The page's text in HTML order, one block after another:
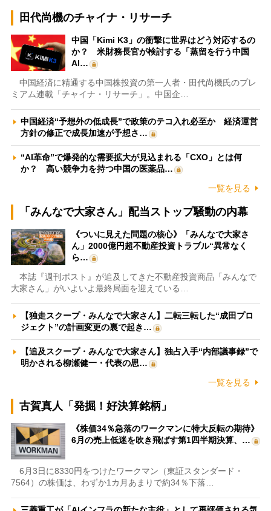
田代尚機のチャイナ・リサーチ
中国「Kimi K3」の衝撃に世界はどう対応するの
か？ 米財務長官が検討する「蒸留を行う中国
AI…
中国経済に精通する中国株投資の第一人者・田代尚機氏のプレ
ミアム連載「チャイナ・リサーチ」。中国企…
中国経済“予想外の低成長”で政策のテコ入れ必至か 経済運営
方針の修正で成長加速が予想さ…
“AI革命”で爆発的な需要拡大が見込まれる「CXO」とは何
か？ 高い競争力を持つ中国の医薬品…
一覧を見る
「みんなで大家さん」配当ストップ騒動の内幕
《ついに見えた問題の核心》「みんなで大家さ
ん」2000億円超不動産投資トラブル“異常なく
ら…
本誌『週刊ポスト』が追及してきた不動産投資商品「みんなで
大家さん」がいよいよ最終局面を迎えている…
【独走スクープ・みんなで大家さん】二転三転した“成田プロ
ジェクト”の計画変更の裏で起き…
【追及スクープ・みんなで大家さん】独占入手“内部議事録”で
明かされる柳瀬健一・代表の思…
一覧を見る
古賀真人「発掘！好決算銘柄」
《株価34％急落のワークマンに特大反転の期待》
6月の売上低迷を吹き飛ばす第1四半期決算、…
6月3日に8330円をつけたワークマン（東証スタンダード・
7564）の株価は、わずか1カ月あまりで約34％下落…